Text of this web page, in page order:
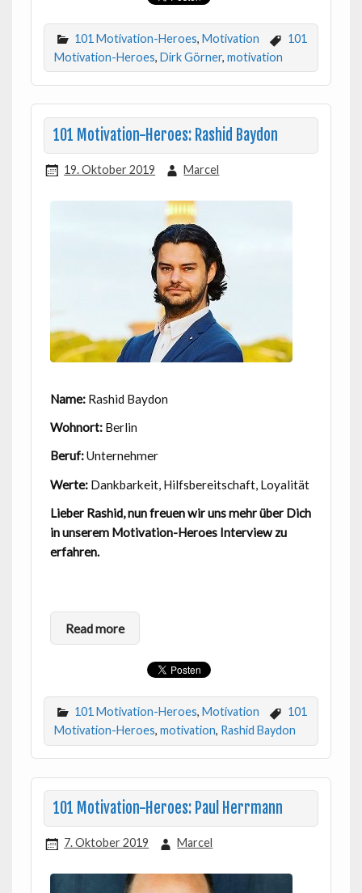
101 Motivation-Heroes, Motivation
101
Motivation-Heroes, Dirk Görner, motivation
101 Motivation-Heroes: Rashid Baydon
19. Oktober 2019 Marcel
Name:Rashid Baydon
Wohnort:Berlin
Beruf:Unternehmer
Werte:Dankbarkeit, Hilfsbereitschaft, Loyalität
Lieber Rashid, nun freuen wir uns mehr über Dich
in unserem Motivation-Heroes Interview zu
erfahren.
Read more
101 Motivation-Heroes, Motivation
101
Motivation-Heroes, motivation, Rashid Baydon
101 Motivation-Heroes: Paul Herrmann
7. Oktober 2019 Marcel